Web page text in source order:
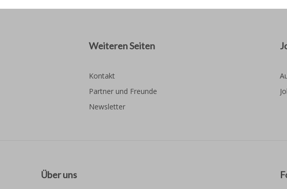
Weiteren Seiten
Kontakt
Partner und Freunde
Newsletter
Über uns